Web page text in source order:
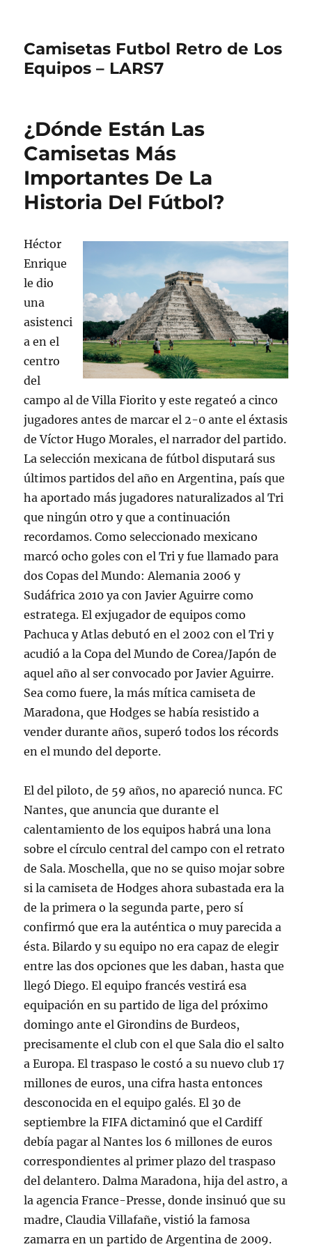
Camisetas Futbol Retro de Los
Equipos – LARS7
¿Dónde Están Las
Camisetas Más
Importantes De La
Historia Del Fútbol?
Héctor
Enrique
le dio
una
asistenci
a en el
centro
del
campo al de Villa Fiorito y este regateó a cinco
jugadores antes de marcar el 2-0 ante el éxtasis
de Víctor Hugo Morales, el narrador del partido.
La selección mexicana de fútbol disputará sus
últimos partidos del año en Argentina, país que
ha aportado más jugadores naturalizados al Tri
que ningún otro y que a continuación
recordamos. Como seleccionado mexicano
marcó ocho goles con el Tri y fue llamado para
dos Copas del Mundo: Alemania 2006 y
Sudáfrica 2010 ya con Javier Aguirre como
estratega. El exjugador de equipos como
Pachuca y Atlas debutó en el 2002 con el Tri y
acudió a la Copa del Mundo de Corea/Japón de
aquel año al ser convocado por Javier Aguirre.
Sea como fuere, la más mítica camiseta de
Maradona, que Hodges se había resistido a
vender durante años, superó todos los récords
en el mundo del deporte.
El del piloto, de 59 años, no apareció nunca. FC
Nantes, que anuncia que durante el
calentamiento de los equipos habrá una lona
sobre el círculo central del campo con el retrato
de Sala. Moschella, que no se quiso mojar sobre
si la camiseta de Hodges ahora subastada era la
de la primera o la segunda parte, pero sí
confirmó que era la auténtica o muy parecida a
ésta. Bilardo y su equipo no era capaz de elegir
entre las dos opciones que les daban, hasta que
llegó Diego. El equipo francés vestirá esa
equipación en su partido de liga del próximo
domingo ante el Girondins de Burdeos,
precisamente el club con el que Sala dio el salto
a Europa. El traspaso le costó a su nuevo club 17
millones de euros, una cifra hasta entonces
desconocida en el equipo galés. El 30 de
septiembre la FIFA dictaminó que el Cardiff
debía pagar al Nantes los 6 millones de euros
correspondientes al primer plazo del traspaso
del delantero. Dalma Maradona, hija del astro, a
la agencia France-Presse, donde insinuó que su
madre, Claudia Villafañe, vistió la famosa
zamarra en un partido de Argentina de 2009.